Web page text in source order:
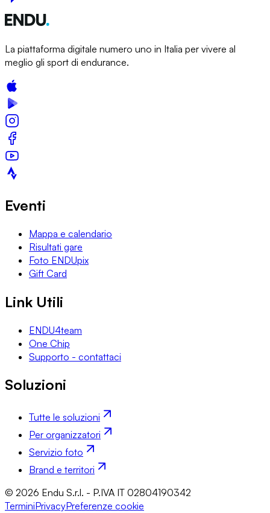
La piattaforma digitale numero uno in Italia per vivere al
meglio gli sport di endurance.
Eventi
Mappa e calendario
Risultati gare
Foto ENDUpix
Gift Card
Link Utili
ENDU4team
One Chip
Supporto - contattaci
Soluzioni
Tutte le soluzioni
Per organizzatori
Servizio foto
Brand e territori
© 2026 Endu S.r.l. - P.IVA IT 02804190342
TerminiPrivacyPreferenze cookie